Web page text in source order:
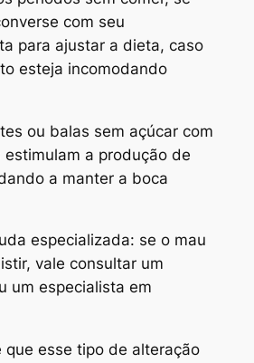
com seu
para ajustar a dieta, caso
esteja incomodando
ou balas sem açúcar com
estimulam a produção de
a manter a boca
especializada: se o mau
vale consultar um
um especialista em
que esse tipo de alteração